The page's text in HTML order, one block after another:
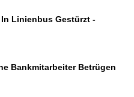
Linienbus Gestürzt -
Bankmitarbeiter Betrügen